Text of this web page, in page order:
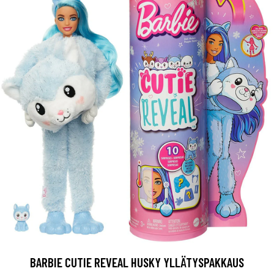
BARBIE CUTIE REVEAL HUSKY YLLÄTYSPAKKAUS